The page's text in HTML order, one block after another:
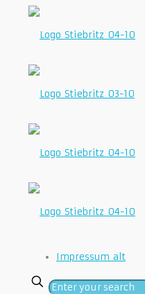
Impressum_alt